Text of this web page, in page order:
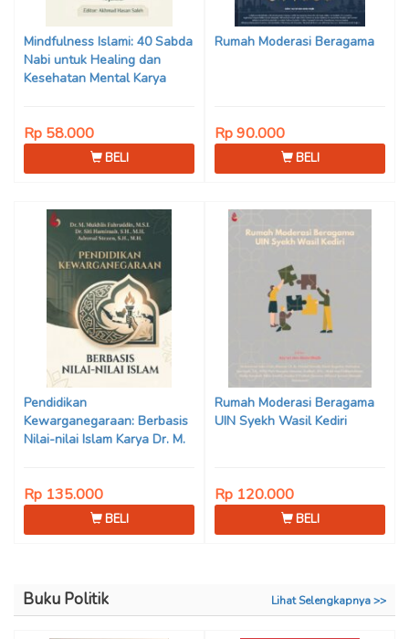
Son Haji, Dede Sunarya,
Iwan Setiawan, Nur Afiatin
Editor: Mi’raj Dodi Kurniawan
Mindfulness Islami: 40 Sabda
Nabi untuk Healing dan
Kesehatan Mental Karya
Saniyya Fadhila, Avanda
Chintya Cahyaning Putri, dan
Arjunedi
Rp 58.000
BELI
Rumah Moderasi Beragama
Rp 90.000
BELI
Pendidikan
Kewarganegaraan: Berbasis
Nilai-nilai Islam Karya Dr. M.
Adrenal Stezen, S.H., M.H.
Rp 135.000
BELI
Rumah Moderasi Beragama
UIN Syekh Wasil Kediri
Rp 120.000
BELI
Buku Politik Lihat Selengkapnya >>